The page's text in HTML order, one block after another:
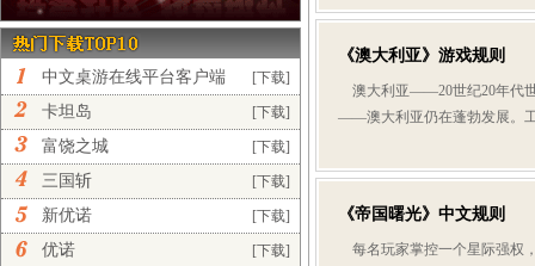
[下载]
中文桌游在线平台客户端
正... [下载]
卡坦岛
[下载]
富饶之城
[下载]
三国斩
[下载]
新优诺
[下载]
优诺
《澳大利亚》游戏规则
澳大利亚——20世纪20年代
——澳大利亚仍在蓬勃发展。
《帝国曙光》中文规则
每名玩家掌控一个星际强权